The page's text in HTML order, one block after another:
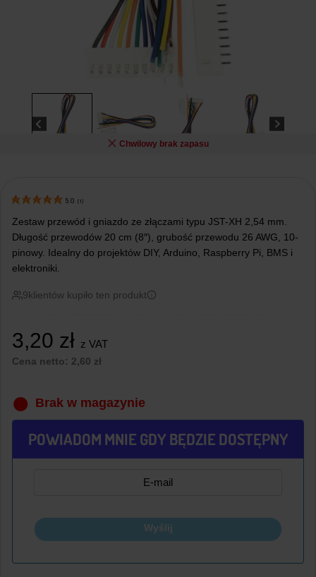
Chwilowy brak zapasu
5.0 (1)
Zestaw przewód i gniazdo ze złączami typu JST-XH 2,54 mm.
Długość przewodów 20 cm (8″), grubość przewodu 26 AWG, 10-
pinowy. Idealny do projektów DIY, Arduino, Raspberry Pi, BMS i
elektroniki.
9klientów kupiło ten produkt
3,20 zł z VAT
Cena netto: 2,60 zł
Brak w magazynie
POWIADOM MNIE GDY BĘDZIE DOSTĘPNY
Wyślij